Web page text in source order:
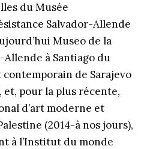
du Musée
Salvador-Allende
Museo de la
à Santiago du
contemporain de Sarajevo
et, pour la plus récente,
d’art moderne et
(2014-à nos jours),
à l’Institut du monde